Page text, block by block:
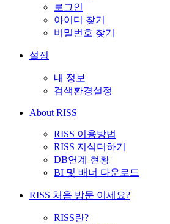
로그인
아이디 찾기
비밀번호 찾기
설정
내 정보
검색환경설정
About RISS
RISS 이용방법
RISS 지식더하기
DB연계 현황
BI 및 배너 다운로드
RISS 처음 방문 이세요?
RISS란?